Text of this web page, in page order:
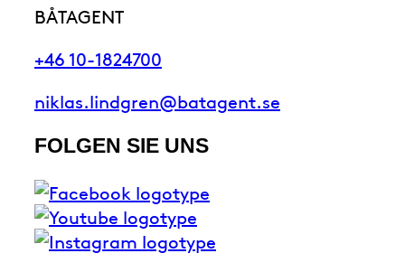
BÅTAGENT
+46 10-1824700
niklas.lindgren@batagent.se
FOLGEN SIE UNS